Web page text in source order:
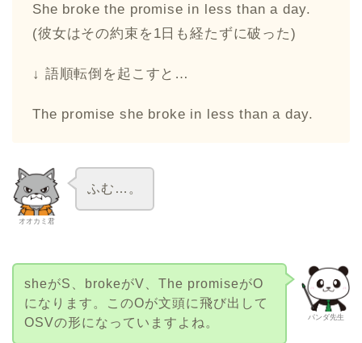
She broke the promise in less than a day.
(彼女はその約束を1日も経たずに破った)
↓ 語順転倒を起こすと…
The promise she broke in less than a day.
オオカミ君
ふむ…。
パンダ先生
sheがS、brokeがV、The promiseがO
になります。このOが文頭に飛び出して
OSVの形になっていますよね。